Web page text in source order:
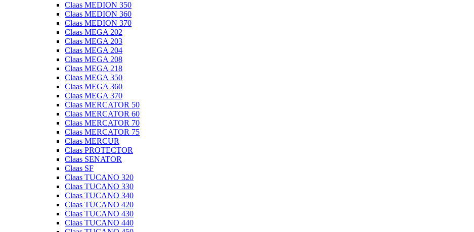
Claas MEDION 350
Claas MEDION 360
Claas MEDION 370
Claas MEGA 202
Claas MEGA 203
Claas MEGA 204
Claas MEGA 208
Claas MEGA 218
Claas MEGA 350
Claas MEGA 360
Claas MEGA 370
Claas MERCATOR 50
Claas MERCATOR 60
Claas MERCATOR 70
Claas MERCATOR 75
Claas MERCUR
Claas PROTECTOR
Claas SENATOR
Claas SF
Claas TUCANO 320
Claas TUCANO 330
Claas TUCANO 340
Claas TUCANO 420
Claas TUCANO 430
Claas TUCANO 440